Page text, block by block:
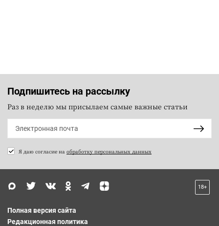
Подпишитесь на рассылку
Раз в неделю мы присылаем самые важные статьи
Я даю согласие на обработку персональных данных
18+
Полная версия сайта
Редакционная политика